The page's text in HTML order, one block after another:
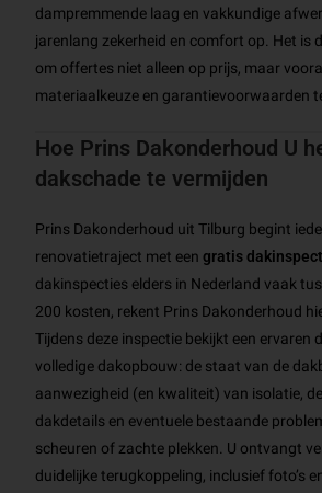
dampremmende laag en vakkundige
jarenlang zekerheid en comfort op. Het is
om offertes niet alleen op prijs, maar
materiaalkeuze en garantievoorwaarden
Hoe Prins Dakonderhoud U
dakschade te vermijden
Prins Dakonderhoud uit Tilburg begint
renovatietraject met een gratis
dakinspecties elders in Nederland vaak
200 kosten, rekent Prins Dakonderhoud
Tijdens deze inspectie bekijkt een ervaren
volledige dakopbouw: de staat van de
aanwezigheid (en kwaliteit) van isolatie,
dakdetails en eventuele bestaande
scheuren of zachte plekken. U ontvangt
duidelijke terugkoppeling, inclusief foto’s